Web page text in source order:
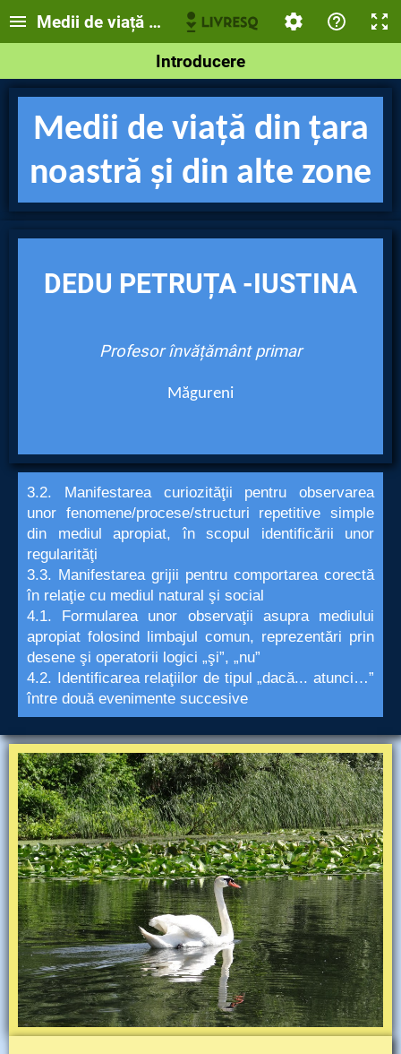
Medii de viață - material auxiliar interactiv
Introducere
Medii de viață din țara
noastră și din alte zone
DEDU PETRUȚA -IUSTINA
Profesor învățământ primar
Măgureni
3.2. Manifestarea curiozităţii pentru observarea
unor fenomene/procese/structuri repetitive simple
din mediul apropiat, în scopul identificării unor
regularităţi
3.3. Manifestarea grijii pentru comportarea corectă
în relaţie cu mediul natural şi social
4.1. Formularea unor observaţii asupra mediului
apropiat folosind limbajul comun, reprezentări prin
desene şi operatorii logici „şi”, „nu”
4.2. Identificarea relaţiilor de tipul „dacă... atunci…”
între două evenimente succesive